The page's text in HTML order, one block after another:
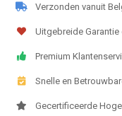
Verzonden vanuit
Uitgebreide Garantie
Premium
Snelle en
Gecertificeerde